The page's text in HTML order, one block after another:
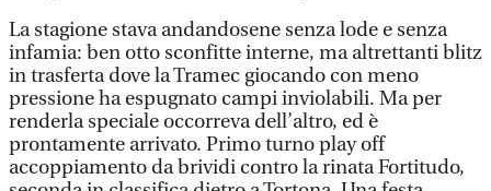
La stagione stava andandosene senza lode e senza
infamia: ben otto sconfitte interne, ma altrettanti blitz
in trasferta dove la Tramec giocando con meno
pressione ha espugnato campi inviolabili. Ma per
renderla speciale occorreva dell’altro, ed è
prontamente arrivato. Primo turno play off
accoppiamento da brividi contro la rinata Fortitudo,